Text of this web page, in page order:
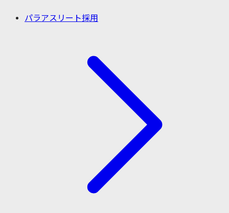
パラアスリート採用